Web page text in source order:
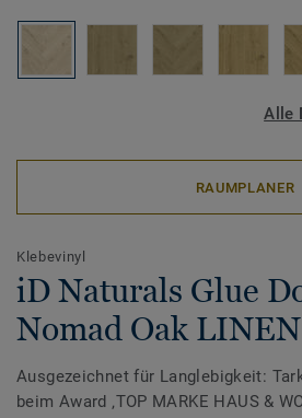
Alle
RAUMPLANER
Klebevinyl
iD Naturals Glue
Nomad Oak
Ausgezeichnet für Langlebigkeit:
beim Award ‚TOP MARKE HAUS &